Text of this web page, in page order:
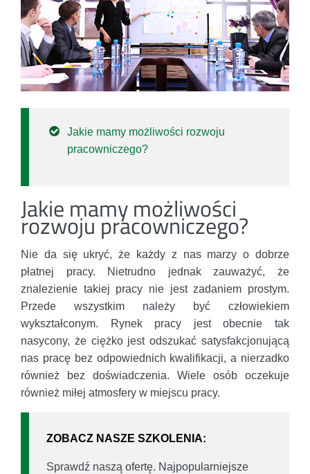
Jakie mamy możliwości rozwoju
pracowniczego?
Jakie mamy możliwości
rozwoju pracowniczego?
Nie da się ukryć, że każdy z nas marzy o dobrze
płatnej pracy. Nietrudno jednak zauważyć, że
znalezienie takiej pracy nie jest zadaniem prostym.
Przede wszystkim należy być człowiekiem
wykształconym. Rynek pracy jest obecnie tak
nasycony, że ciężko jest odszukać satysfakcjonującą
nas pracę bez odpowiednich kwalifikacji, a nierzadko
również bez doświadczenia. Wiele osób oczekuje
również miłej atmosfery w miejscu pracy.
ZOBACZ NASZE SZKOLENIA:
Sprawdź naszą ofertę. Najpopularniejsze